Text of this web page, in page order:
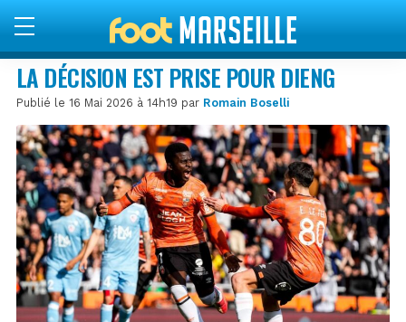
LA DÉCISION EST PRISE POUR DIENG
Publié le 16 Mai 2026 à 14h19 par Romain Boselli